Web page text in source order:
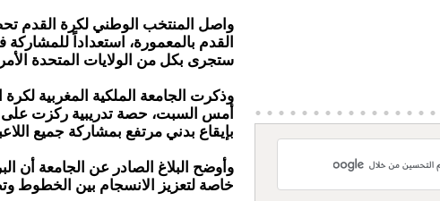
واصل المنتخب الوطني لكرة القدم
القدم بالمعمورة، استعداداً للمشاركة
ستجرى بكل من الولايات المتحدة
وذكرت الجامعة الملكية المغربية
أمس السبت، حصة تدريبية ركزت على
بإيقاع بدني مرتفع بمشاركة جميع
وأوضح البلاغ الصادر عن الجامعة أن
خاصة لتعزيز الانسجام بين الخطوط